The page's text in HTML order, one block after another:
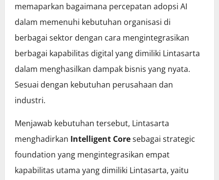
memaparkan bagaimana percepatan adopsi AI
dalam memenuhi kebutuhan organisasi di
berbagai sektor dengan cara mengintegrasikan
berbagai kapabilitas digital yang dimiliki Lintasarta
dalam menghasilkan dampak bisnis yang nyata.
Sesuai dengan kebutuhan perusahaan dan
industri.
Menjawab kebutuhan tersebut, Lintasarta
menghadirkan Intelligent Coresebagai strategic
foundation yang mengintegrasikan empat
kapabilitas utama yang dimiliki Lintasarta, yaitu